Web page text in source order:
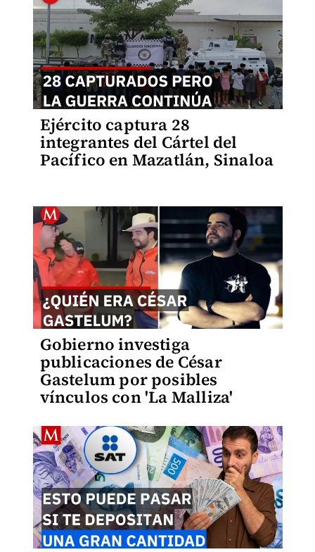
Ejército captura 28
integrantes del Cártel del
Pacífico en Mazatlán, Sinaloa
Gobierno investiga
publicaciones de César
Gastelum por posibles
vínculos con 'La Malliza'